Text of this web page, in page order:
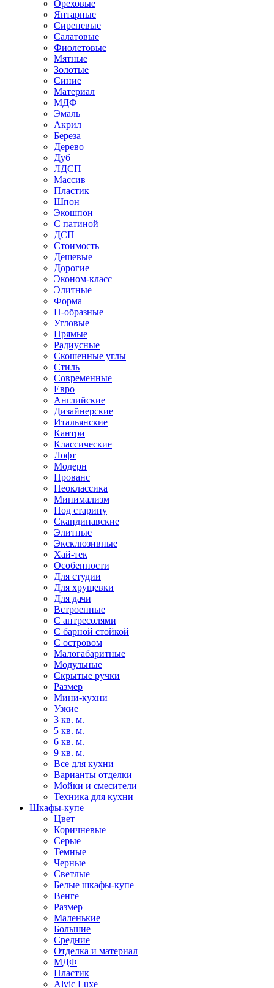
Ореховые
Янтарные
Сиреневые
Салатовые
Фиолетовые
Мятные
Золотые
Синие
Материал
МДФ
Эмаль
Акрил
Береза
Дерево
Дуб
ЛДСП
Массив
Пластик
Шпон
Экошпон
С патиной
ДСП
Стоимость
Дешевые
Дорогие
Эконом-класс
Элитные
Форма
П-образные
Угловые
Прямые
Радиусные
Скошенные углы
Стиль
Современные
Евро
Английские
Дизайнерские
Итальянские
Кантри
Классические
Лофт
Модерн
Прованс
Неоклассика
Минимализм
Под старину
Скандинавские
Элитные
Эксклюзивные
Хай-тек
Особенности
Для студии
Для хрущевки
Для дачи
Встроенные
С антресолями
С барной стойкой
С островом
Малогабаритные
Модульные
Скрытые ручки
Размер
Мини-кухни
Узкие
3 кв. м.
5 кв. м.
6 кв. м.
9 кв. м.
Все для кухни
Варианты отделки
Мойки и смесители
Техника для кухни
Шкафы-купе
Цвет
Коричневые
Серые
Темные
Черные
Светлые
Белые шкафы-купе
Венге
Размер
Маленькие
Большие
Средние
Отделка и материал
МДФ
Пластик
Alvic Luxe